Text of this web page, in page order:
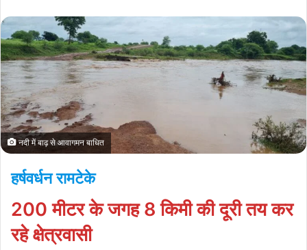
नदी में बाढ़ से आवागमन बाधित
हर्षवर्धन रामटेके
200 मीटर के जगह 8 किमी की दूरी तय कर
रहे क्षेत्रवासी